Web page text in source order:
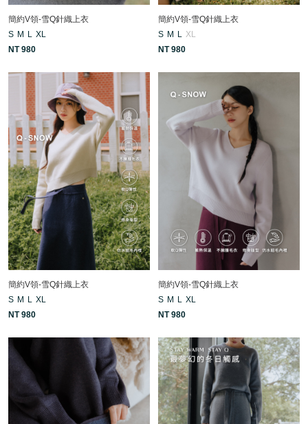
簡約V領-雪Q針織上衣
S M L
XL
NT 980
簡約V領-雪Q針織上衣
S M L
XL
NT 980
簡約V領-雪Q針織上衣
S M L XL
NT 980
簡約V領-雪Q針織上衣
S M L XL
NT 980